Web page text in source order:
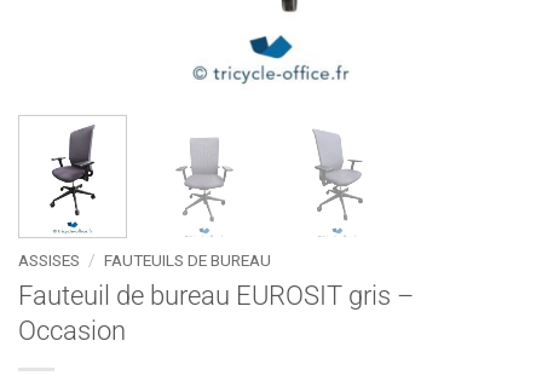
ASSISES / FAUTEUILS DE BUREAU
Fauteuil de bureau EUROSIT gris –
Occasion